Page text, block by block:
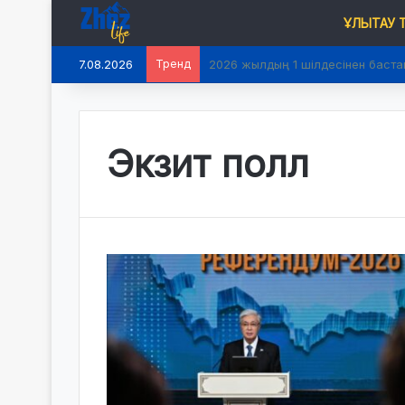
ҰЛЫТАУ
7.08.2026 Тренд 2026 жылдың 1 шілдесінен
Экзит полл